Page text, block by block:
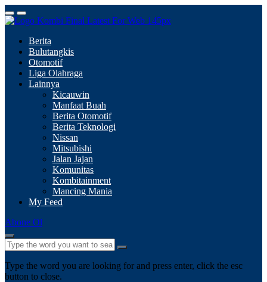
Berita
Bulutangkis
Otomotif
Liga Olahraga
Lainnya
Kicauwin
Manfaat Buah
Berita Otomotif
Berita Teknologi
Nissan
Mitsubishi
Jalan Jajan
Komunitas
Kombitainment
Mancing Mania
My Feed
Abone Ol
Type the word you are looking for and press enter, click the esc
button to close.